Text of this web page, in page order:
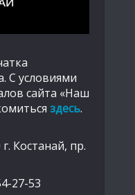
С условиями
сайта «Наш
здесь.
г. Костанай, пр.
27-53